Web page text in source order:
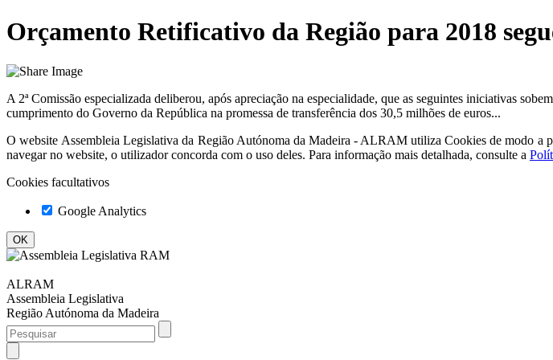
Orçamento Retificativo da Região para 2018
A 2ª Comissão especializada deliberou, após apreciação na especialidade, que as seguintes iniciativas
cumprimento do Governo da República na promessa de transferência dos 30,5 milhões de euros...
O website Assembleia Legislativa da Região Autónoma da Madeira - ALRAM utiliza Cookies de modo a
navegar no website, o utilizador concorda com o uso deles. Para informação mais detalhada, consulte a
Cookies facultativos
Google Analytics
ALRAM
Assembleia Legislativa
Região Autónoma da Madeira